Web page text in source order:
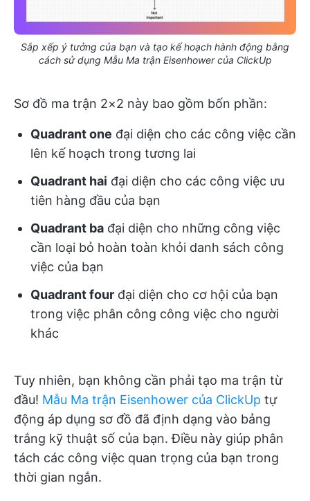
Sắp xếp ý tưởng của bạn và tạo kế hoạch hành động bằng
cách sử dụng Mẫu Ma trận Eisenhower của ClickUp
Sơ đồ ma trận 2×2 này bao gồm bốn phần:
Quadrant one đại diện cho các công việc cần
lên kế hoạch trong tương lai
Quadrant hai đại diện cho các công việc ưu
tiên hàng đầu của bạn
Quadrant ba đại diện cho những công việc
cần loại bỏ hoàn toàn khỏi danh sách công
việc của bạn
Quadrant four đại diện cho cơ hội của bạn
trong việc phân công công việc cho người
khác
Tuy nhiên, bạn không cần phải tạo ma trận từ
đầu! Mẫu Ma trận Eisenhower của ClickUp tự
động áp dụng sơ đồ đã định dạng vào bảng
trắng kỹ thuật số của bạn. Điều này giúp phân
tách các công việc quan trọng của bạn trong
thời gian ngắn.